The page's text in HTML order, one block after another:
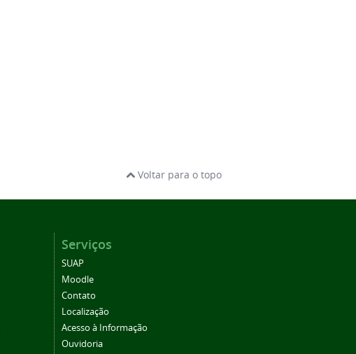
Voltar para o topo
Serviços
SUAP
Moodle
Contato
Localização
Acesso à Informação
Ouvidoria